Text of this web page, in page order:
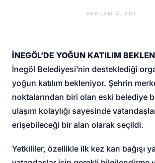
REKLAM ALANI
İNEGÖL’DE YOĞUN KATILIM
İnegöl Belediyesi’nin desteklediği
yoğun katılım bekleniyor. Şehrin
noktalarından biri olan eski belediye
ulaşım kolaylığı sayesinde
erişebileceği bir alan olarak seçildi.
Yetkililer, özellikle ilk kez kan bağışı